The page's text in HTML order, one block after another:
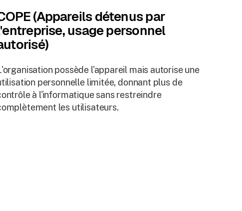
(Appareils détenus par
usage personnel
possède l'appareil mais autorise une
personnelle limitée, donnant plus de
à l'informatique sans restreindre
les utilisateurs.